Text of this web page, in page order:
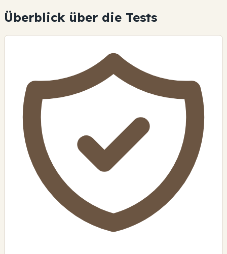
Überblick über die Tests